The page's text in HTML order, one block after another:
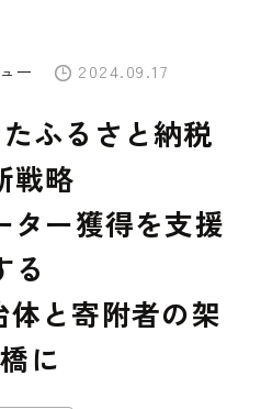
ー 2024.09.17
ふるさと納税
戦略
ター獲得を支援
る
体と寄附者の架
に